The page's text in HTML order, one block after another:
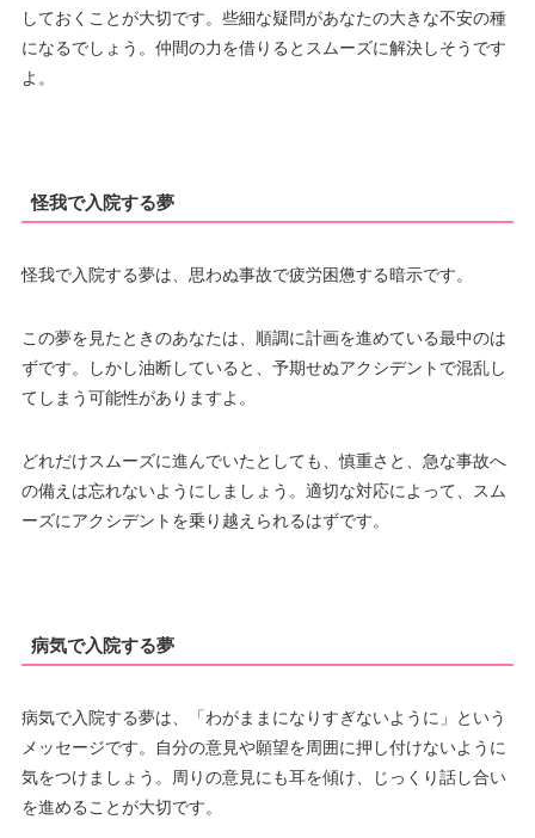
しておくことが大切です。些細な疑問があなたの大きな不安の種
になるでしょう。仲間の力を借りるとスムーズに解決しそうです
よ。
怪我で入院する夢
怪我で入院する夢は、思わぬ事故で疲労困憊する暗示です。
この夢を見たときのあなたは、順調に計画を進めている最中のは
ずです。しかし油断していると、予期せぬアクシデントで混乱し
てしまう可能性がありますよ。
どれだけスムーズに進んでいたとしても、慎重さと、急な事故へ
の備えは忘れないようにしましょう。適切な対応によって、スム
ーズにアクシデントを乗り越えられるはずです。
病気で入院する夢
病気で入院する夢は、「わがままになりすぎないように」という
メッセージです。自分の意見や願望を周囲に押し付けないように
気をつけましょう。周りの意見にも耳を傾け、じっくり話し合い
を進めることが大切です。